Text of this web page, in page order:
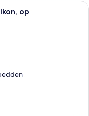
met een wastafel,
op